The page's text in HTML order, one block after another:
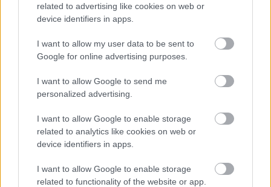
related to advertising like cookies on web or
device identifiers in apps.
I want to allow my user data to be sent to
Google for online advertising purposes.
I want to allow Google to send me
personalized advertising.
I want to allow Google to enable storage
related to analytics like cookies on web or
device identifiers in apps.
I want to allow Google to enable storage
related to functionality of the website or app.
Kwa wale wanaojaribu kupunguza uzito, kuchagua
vyakula vyenye kalori chache ni muhimu. Kabichi
nyekundu ni chaguo zuri. Ina kalori chache lakini
ina nyuzinyuzi nyingi, ambayo hukusaidia kujisikia
umeshiba. Hii inafanya kuwa chaguo bora la
kupunguza uzito bila kupoteza virutubisho.
Kuongeza kabichi nyekundu kwenye milo yako
kunaweza kusaidia kudhibiti njaa. Pia hukupa
vitamini na madini muhimu. Hapa kuna baadhi ya
sababu kwa nini kabichi nyekundu ni nzuri kwa
Kalori chache, kwa hivyo unaweza kula zaidi